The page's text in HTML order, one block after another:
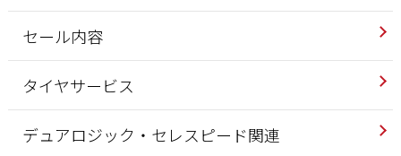
セール内容
タイヤサービス
デュアロジック・セレスピード関連